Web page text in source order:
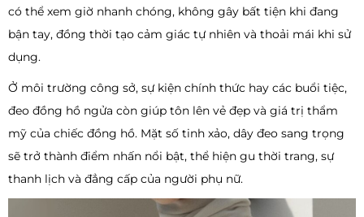
có thể xem giờ nhanh chóng, không gây bất tiện khi đang
bận tay, đồng thời tạo cảm giác tự nhiên và thoải mái khi sử
dụng.
Ở môi trường công sở, sự kiện chính thức hay các buổi tiệc,
đeo đồng hồ ngửa còn giúp tôn lên vẻ đẹp và giá trị thẩm
mỹ của chiếc đồng hồ. Mặt số tinh xảo, dây đeo sang trọng
sẽ trở thành điểm nhấn nổi bật, thể hiện gu thời trang, sự
thanh lịch và đẳng cấp của người phụ nữ.